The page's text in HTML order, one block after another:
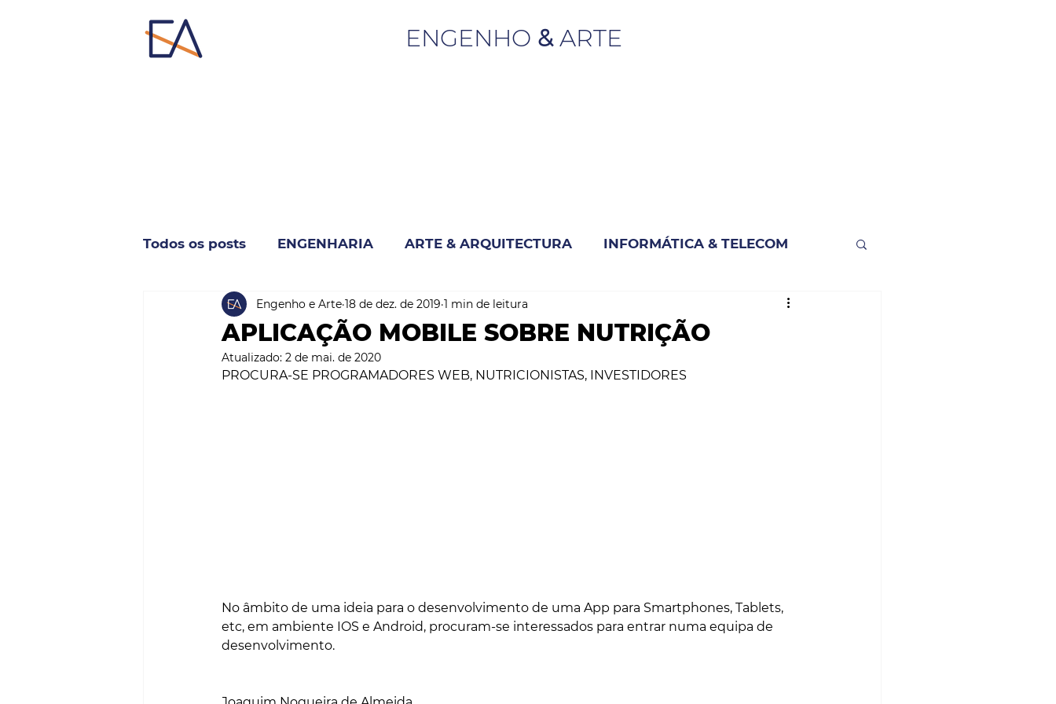
ENGENHO &ARTE
Todos os posts ENGENHARIA ARTE & ARQUITECTURA INFORMÁTICA & TELECOM
INDUSTRIA & NEGÓCIO INOVAÇÃO & SUSTENTABILIDADE
SMART CITIES & MOBILIDADE CIÊNCIA & SAÚDE OPINIÃO & TRENDS
APLICAÇÃO MOBILE SOBRE NUTRIÇÃO
Engenho e Arte 18 de dez. de 2019 1 min de leitura
Atualizado: 2 de mai. de 2020
PROCURA-SE PROGRAMADORES WEB, NUTRICIONISTAS, INVESTIDORES
No âmbito de uma ideia para o desenvolvimento de uma App para Smartphones, Tablets,
etc, em ambiente IOS e Android, procuram-se interessados para entrar numa equipa de
desenvolvimento.